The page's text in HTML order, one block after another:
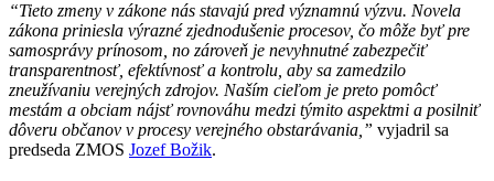
“Tieto zmeny v zákone nás stavajú pred významnú výzvu. Novela
zákona priniesla výrazné zjednodušenie procesov, čo môže byť pre
samosprávy prínosom, no zároveň je nevyhnutné zabezpečiť
transparentnosť, efektívnosť a kontrolu, aby sa zamedzilo
zneužívaniu verejných zdrojov. Naším cieľom je preto pomôcť
mestám a obciam nájsť rovnováhu medzi týmito aspektmi a posilniť
dôveru občanov v procesy verejného obstarávania,” vyjadril sa
predseda ZMOS Jozef Božik.